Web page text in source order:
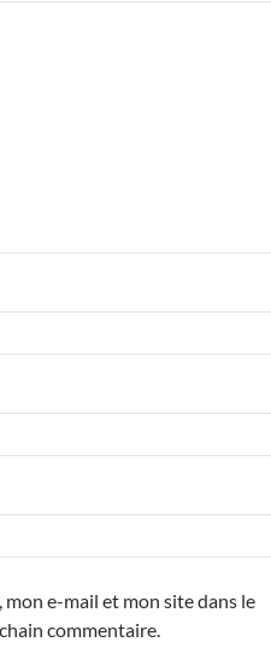
e-mail et mon site dans le
commentaire.